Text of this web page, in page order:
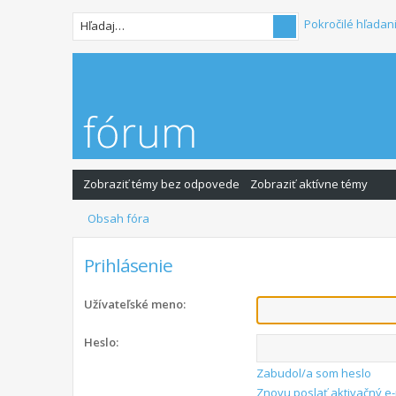
Pokročilé
Zobraziť témy bez odpovede Zobraziť aktívne témy
Obsah fóra
Prihlásenie
Užívateľské meno:
Heslo:
Zabudol/a som heslo
Znovu poslať aktivačný